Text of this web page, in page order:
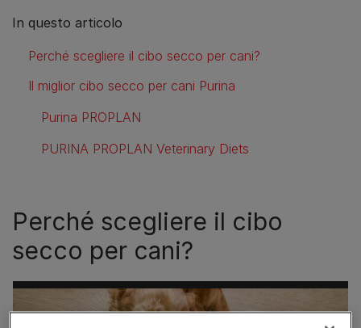
In questo articolo
Perché scegliere il cibo secco per cani?
Il miglior cibo secco per cani Purina
Purina PROPLAN
PURINA PROPLAN Veterinary Diets
Perché scegliere il cibo
secco per cani?